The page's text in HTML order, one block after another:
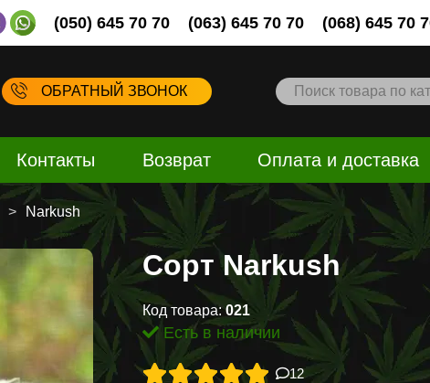
(050) 645 70 70 (063) 645 70 70 (068) 645 70
ОБРАТНЫЙ ЗВОНОК
Контакты Возврат Оплата и доставка
Narkush
Сорт Narkush
Код товара:021
Есть в наличии
12